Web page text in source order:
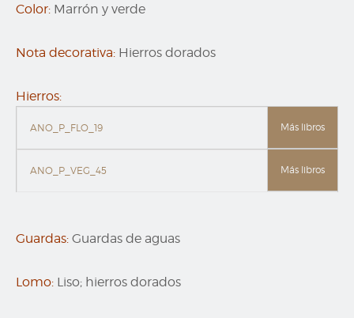
Color: Marrón y verde
Nota decorativa: Hierros dorados
Hierros:
ANO_P_FLO_19 Más libros
ANO_P_VEG_45 Más libros
Guardas: Guardas de aguas
Lomo: Liso; hierros dorados